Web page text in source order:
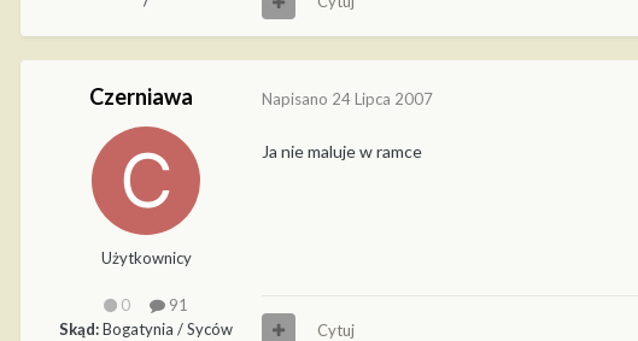
Czerniawa
Użytkownicy
0
91
Skąd:Bogatynia / Syców
Napisano 24 Lipca 2007
Ja nie maluje w ramce
Cytuj